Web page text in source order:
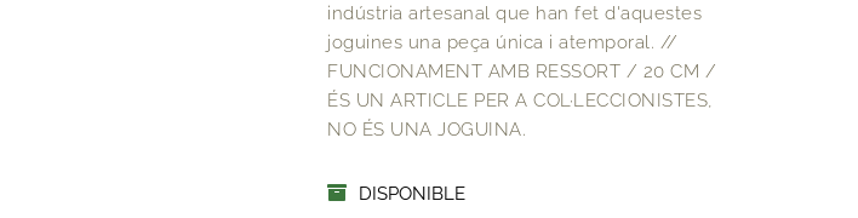
indústria artesanal que han fet d'aquestes
joguines una peça única i atemporal. //
FUNCIONAMENT AMB RESSORT / 20 CM /
ÉS UN ARTICLE PER A COL·LECCIONISTES,
NO ÉS UNA JOGUINA.
DISPONIBLE